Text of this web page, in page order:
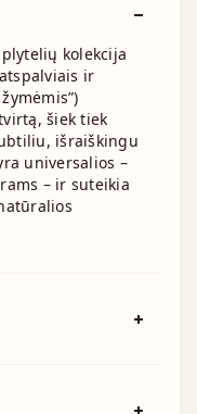
kolekcija
ir
šiek tiek
išraiškingu
universalios –
– ir suteikia